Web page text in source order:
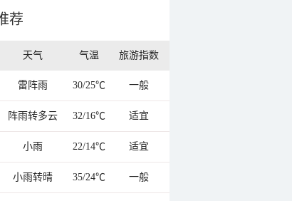
荐
天气 气温 旅游指数
雷阵雨 30/25℃ 一般
阵雨转多云 32/16℃ 适宜
小雨 22/14℃ 适宜
小雨转晴 35/24℃ 一般